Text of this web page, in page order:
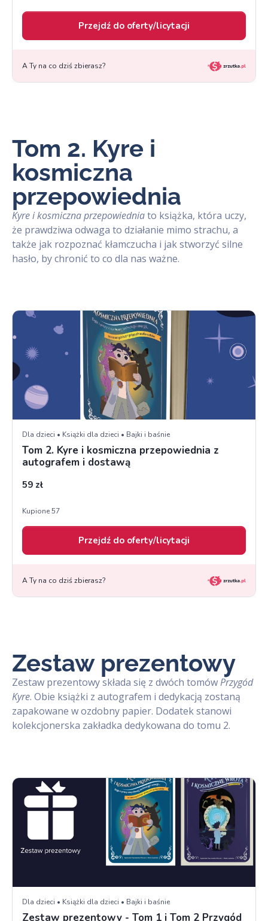
Tom 2. Kyre i
kosmiczna
przepowiednia
Kyre i kosmiczna przepowiedniato książka, która uczy,
że prawdziwa odwaga to działanie mimo strachu, a
także jak rozpoznać kłamczucha i jak stworzyć silne
hasło, by chronić to co dla nas ważne.
Zestaw prezentowy
Zestaw prezentowy składa się z dwóch tomówPrzygód
Kyre. Obie książki z autografem i dedykacją zostaną
zapakowane w ozdobny papier. Dodatek stanowi
kolekcjonerska zakładka dedykowana do tomu 2.